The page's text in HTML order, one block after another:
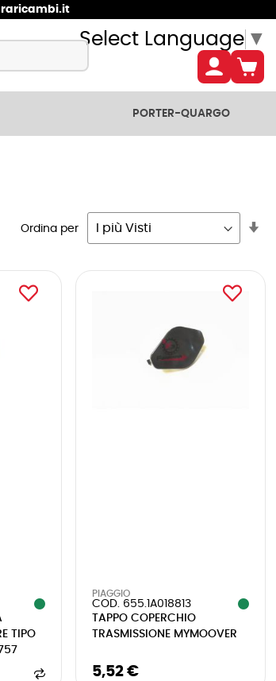
Select Language ▼
PORTER-QUARGO
Ordina per
TIPO
PIAGGIO
COD. 655.1A018813
TAPPO COPERCHIO
TRASMISSIONE MYMOOVER
5,52 €